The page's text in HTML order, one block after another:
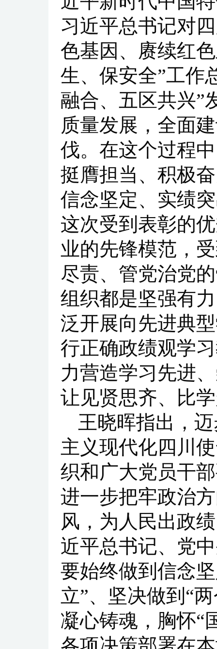
习近平总书记对
色基因、赓续红
生、保安全”工作
融合、五区共兴”
质量发展，全面
伐。在这个过程
挺膺担当、积极
信念坚定、实绩
这次受到表彰的
业的先锋模范，
尽责、管党治党
组织都是坚强有
泛开展向先进典
行正确政绩观学
力营造学习先进
让见贤思齐、比
王晓晖指出，
主义现代化四川
织和广大党员干
进一步把牢政治
风，为人民出政
近平总书记、党
要始终做到信念
立”、坚决做到“
凝心铸魂，胸怀“